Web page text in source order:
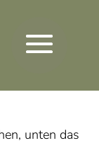
unten das